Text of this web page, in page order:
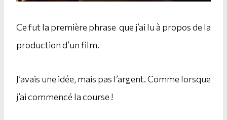
Ce fut la première phrase que j’ai lu à propos de la
production d’un film.
J’avais une idée, mais pas l’argent. Comme lorsque
j’ai commencé la course !